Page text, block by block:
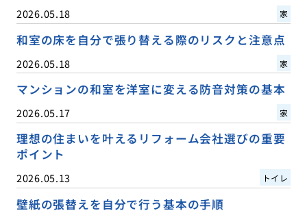
2026.05.18 家
和室の床を自分で張り替える際のリスクと注意点
2026.05.18 家
マンションの和室を洋室に変える防音対策の基本
2026.05.17 家
理想の住まいを叶えるリフォーム会社選びの重要
ポイント
2026.05.13 トイレ
壁紙の張替えを自分で行う基本の手順